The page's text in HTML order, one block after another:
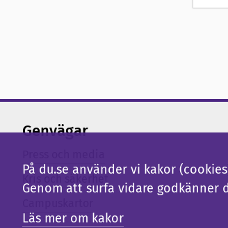
Genvägar
På du.se använder vi kakor
Genom att surfa vidare godkänner
Läs mer om kakor